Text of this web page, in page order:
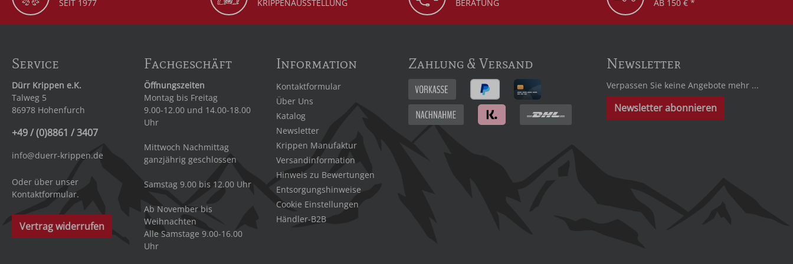
SEIT 1977
KRIPPENAUSSTELLUNG
BERATUNG
AB 150 € *
Service
Dürr Krippen e.K.
Talweg 5
86978 Hohenfurch
+49 / (0)8861 / 3407
info@duerr-krippen.de
Oder über unser
Kontaktformular.
Vertrag widerrufen
Fachgeschäft
Öffnungszeiten
Montag bis Freitag
9.00-12.00 und 14.00-18.00
Uhr
Mittwoch Nachmittag
ganzjährig geschlossen
Samstag 9.00 bis 12.00 Uhr
Ab November bis
Weihnachten
Alle Samstage 9.00-16.00
Uhr
Information
Kontaktformular
Über Uns
Katalog
Newsletter
Krippen Manufaktur
Versandinformation
Hinweis zu Bewertungen
Entsorgungshinweise
Cookie Einstellungen
Händler-B2B
Zahlung & Versand Newsletter
Verpassen Sie keine Angebote mehr ...
Newsletter abonnieren